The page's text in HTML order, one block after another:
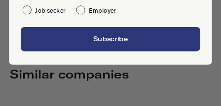
Similar companies
Job seeker
Employer
Subscribe